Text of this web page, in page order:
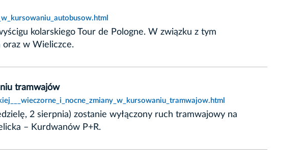
kolarskiego Tour de Pologne. W związku z tym
oraz w Wieliczce.
tramwajów
2 sierpnia) zostanie wyłączony ruch tramwajowy na
– Kurdwanów P+R.